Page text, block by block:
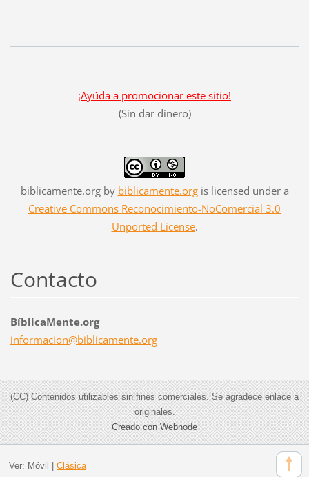
¡Ayúda a promocionar este sitio!
(Sin dar dinero)
biblicamente.orgby biblicamente.orgis licensed under a
Creative Commons Reconocimiento-NoComercial 3.0
Unported License.
Contacto
BíblicaMente.org
informacion@biblicamente.org
(CC) Contenidos utilizables sin fines comerciales. Se agradece enlace a
originales.
Creado con Webnode
Ver: Móvil | Clásica